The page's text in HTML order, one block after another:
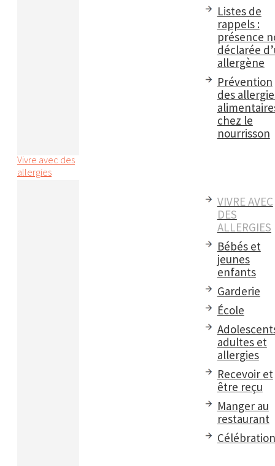
Listes de
rappels :
présence
déclarée
allergène
Prévention
des
chez le
nourrisson
Vivre avec des
allergies
VIVRE AVEC
DES
ALLERGIES
Bébés et
jeunes
enfants
Garderie
École
adultes et
allergies
Recevoir et
être reçu
Manger au
restaurant